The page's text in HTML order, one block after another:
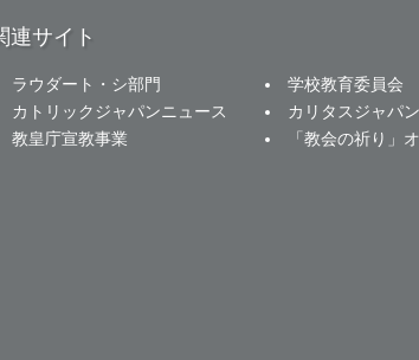
連サイト
ラウダート・シ部門
学校教育委員会
カトリックジャパンニュース
カリタスジャパン
教皇庁宣教事業
「教会の祈り」